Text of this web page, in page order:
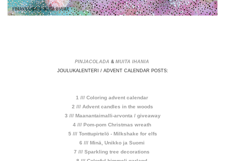
PINJACOLADA & MUITA IHANIA
JOULUKALENTERI / ADVENT CALENDAR POSTS:
1 /// Coloring advent calendar
2 /// Advent candles in the woods
3 /// Maanantaimalli-arvonta / giveaway
4 /// Pom-pom Christmas wreath
5 /// Tonttupirtelö - Milkshake for elfs
6 /// Minä, Unikko ja Suomi
7 /// Sparkling tree decorations